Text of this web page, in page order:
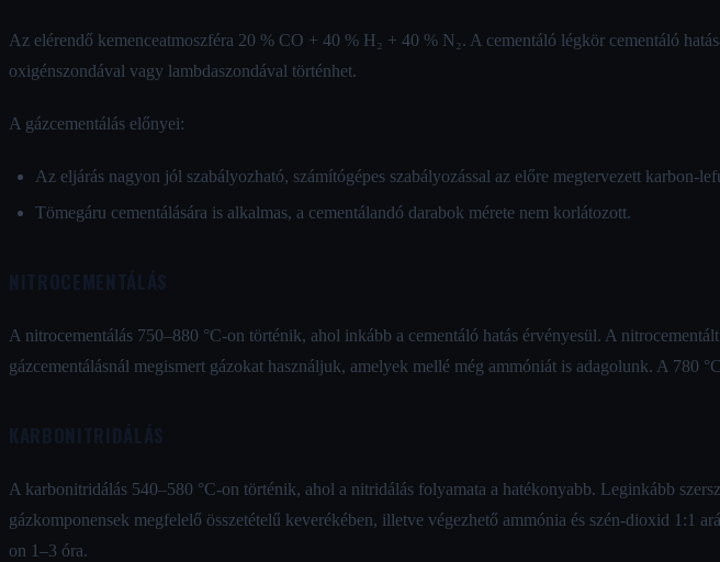
Az elérendő kemenceatmoszféra 20 % CO + 40 % H₂ + 40 % N₂. A cementáló légkör cementáló
oxigénszondával vagy lambdaszondával történhet.
A gázcementálás előnyei:
Az eljárás nagyon jól szabályozható, számítógépes szabályozással az előre megtervezett karbon-
Tömegáru cementálására is alkalmas, a cementálandó darabok mérete nem korlátozott.
NITROCEMENTÁLÁS
A nitrocementálás 750–880 °C-on történik, ahol inkább a cementáló hatás érvényesül. A
gázcementálásnál megismert gázokat használjuk, amelyek mellé még ammóniát is adagolunk. A 780
KARBONITRIDÁLÁS
A karbonitridálás 540–580 °C-on történik, ahol a nitridálás folyamata a hatékonyabb. Leginkább
gázkomponensek megfelelő összetételű keverékében, illetve végezhető ammónia és szén-dioxid 1:1
on 1–3 óra.